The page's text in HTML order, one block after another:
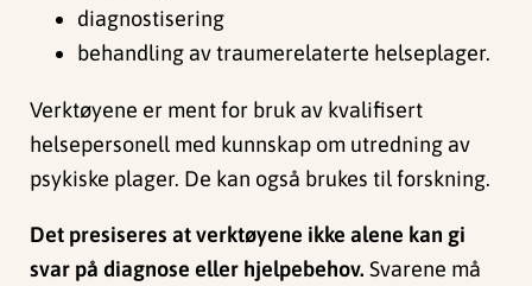
diagnostisering
behandling av traumerelaterte helseplager.
Verktøyene er ment for bruk av kvalifisert
helsepersonell med kunnskap om utredning av
psykiske plager. De kan også brukes til forskning.
Det presiseres at verktøyene ikke alene kan gi
svar på diagnose eller hjelpebehov. Svarene må